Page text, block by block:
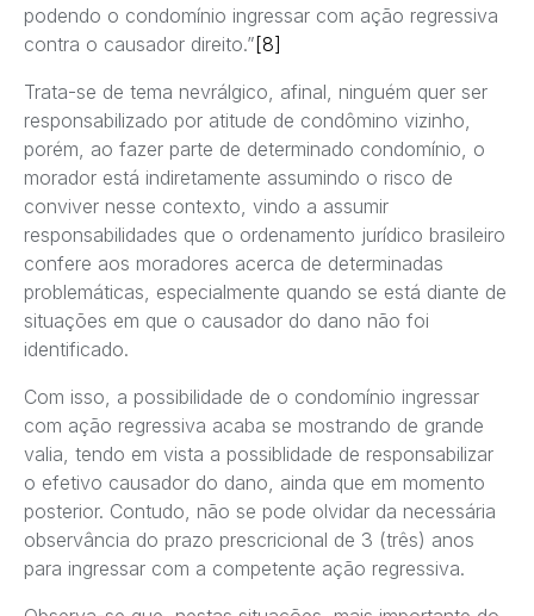
podendo o condomínio ingressar com ação regressiva
contra o causador direito.”[8]
Trata-se de tema nevrálgico, afinal, ninguém quer ser
responsabilizado por atitude de condômino vizinho,
porém, ao fazer parte de determinado condomínio, o
morador está indiretamente assumindo o risco de
conviver nesse contexto, vindo a assumir
responsabilidades que o ordenamento jurídico brasileiro
confere aos moradores acerca de determinadas
problemáticas, especialmente quando se está diante de
situações em que o causador do dano não foi
identificado.
Com isso, a possibilidade de o condomínio ingressar
com ação regressiva acaba se mostrando de grande
valia, tendo em vista a possiblidade de responsabilizar
o efetivo causador do dano, ainda que em momento
posterior. Contudo, não se pode olvidar da necessária
observância do prazo prescricional de 3 (três) anos
para ingressar com a competente ação regressiva.